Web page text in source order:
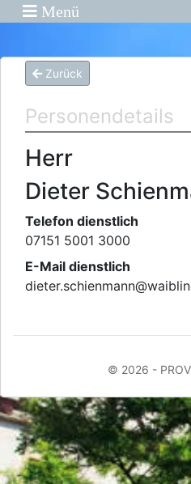
Menü
Zurück
Personendetails
Herr
Dieter
Telefon dienstlich
07151 5001 3000
E-Mail dienstlich
dieter.schienmann@
© 2026 -